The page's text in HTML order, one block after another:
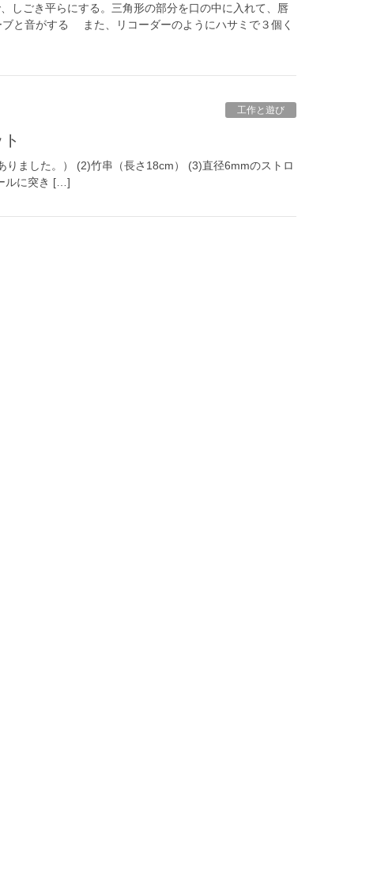
ごき平らにする。三角形の部分を口の中に入れて、唇
と音がする また、リコーダーのようにハサミで３個く
工作と遊び
した。） (2)竹串（長さ18cm） (3)直径6mmのストロ
ルに突き […]